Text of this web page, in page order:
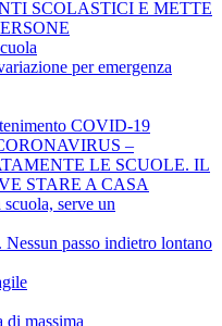
SCOLASTICI E METTE
per emergenza
COVID-19
–
LE SCUOLE. IL
STARE A CASA
serve un
passo indietro lontano
di massima